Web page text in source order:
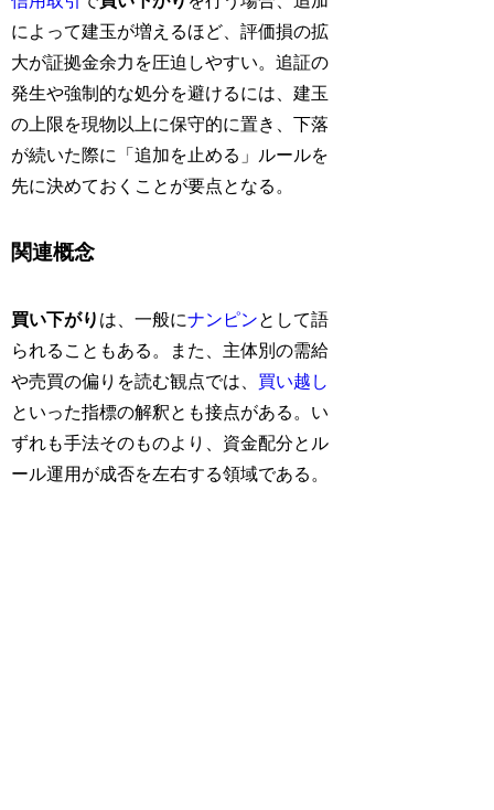
によって建玉が増えるほど、評価損の拡
大が証拠金余力を圧迫しやすい。追証の
発生や強制的な処分を避けるには、建玉
の上限を現物以上に保守的に置き、下落
が続いた際に「追加を止める」ルールを
先に決めておくことが要点となる。
関連概念
買い下がり は、一般にナンピンとして語
られることもある。また、主体別の需給
や売買の偏りを読む観点では、 買い越し
といった指標の解釈とも接点がある。い
ずれも手法そのものより、資金配分とル
ール運用が成否を左右する領域である。